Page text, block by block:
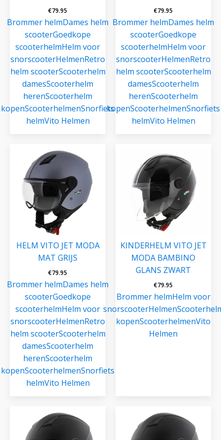
€79.95
Brommer helmDames helm
scooterGoedkope
scooterhelmHelm voor
snorscooterHelmenRetro
helm scooterScooterhelm
damesScooterhelm
herenScooterhelm
kopenScooterhelmenSnorfiets
helmVito Helmen
€79.95
Brommer helmDames helm
scooterGoedkope
scooterhelmHelm voor
snorscooterHelmenRetro
helm scooterScooterhelm
damesScooterhelm
herenScooterhelm
kopenScooterhelmenSnorfiets
helmVito Helmen
HELM VITO JET MODA
MAT GRIJS
€79.95
Brommer helmDames helm
scooterGoedkope
scooterhelmHelm voor
snorscooterHelmenRetro
helm scooterScooterhelm
damesScooterhelm
herenScooterhelm
kopenScooterhelmenSnorfiets
helmVito Helmen
KINDERHELM VITO JET
MODA BAMBINO
GLANS ZWART
€79.95
Brommer helmHelm voor
snorscooterHelmen
kopenScooterhelmenVito
Helmen